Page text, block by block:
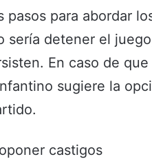
para abordar
sería detener el
En caso de que
sugiere la
castigos